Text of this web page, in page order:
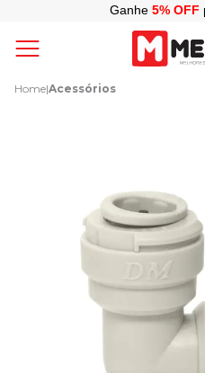
Ganhe 5% OFF
Home|Acessórios